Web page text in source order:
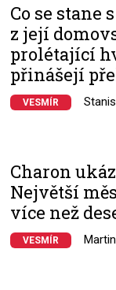
Co se stane
z její
prolétající
přinášejí
VESMÍR
Charon
Největší
více než
VESMÍR